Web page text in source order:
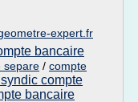
expert.fr
bancaire
separe / compte
compte
bancaire